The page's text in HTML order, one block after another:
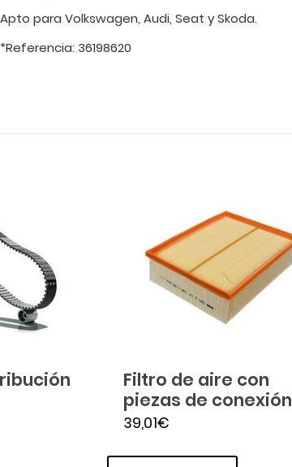
Apto para Volkswagen, Audi, Seat y Skoda.
*Referencia: 36198620
Filtro de aire con
piezas de conexión
39,01€